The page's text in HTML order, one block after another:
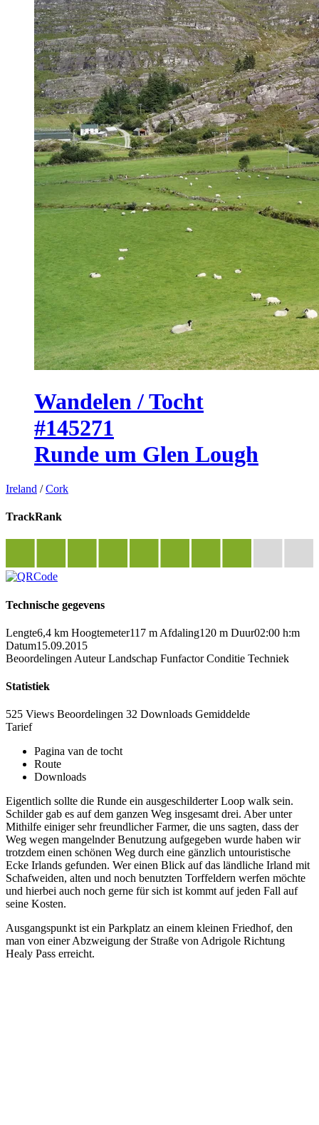
Wandelen / Tocht
#145271
Runde um Glen Lough
Ireland /Cork
TrackRank
Technische gegevens
Lengte6,4 km Hoogtemeter117 m Afdaling120 m Duur02:00 h:m
Datum15.09.2015
Beoordelingen Auteur Landschap Funfactor Conditie Techniek
Statistiek
525 Views Beoordelingen 32 Downloads Gemiddelde
Tarief
Pagina van de tocht
Route
Downloads
Eigentlich sollte die Runde ein ausgeschilderter Loop walk sein.
Schilder gab es auf dem ganzen Weg insgesamt drei. Aber unter
Mithilfe einiger sehr freundlicher Farmer, die uns sagten, dass der
Weg wegen mangelnder Benutzung aufgegeben wurde haben wir
trotzdem einen schönen Weg durch eine gänzlich untouristische
Ecke Irlands gefunden. Wer einen Blick auf das ländliche Irland mit
Schafweiden, alten und noch benutzten Torffeldern werfen möchte
und hierbei auch noch gerne für sich ist kommt auf jeden Fall auf
seine Kosten.
Ausgangspunkt ist ein Parkplatz an einem kleinen Friedhof, den
man von einer Abzweigung der Straße von Adrigole Richtung
Healy Pass erreicht.